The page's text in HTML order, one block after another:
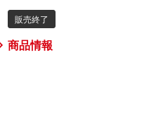
商品情報